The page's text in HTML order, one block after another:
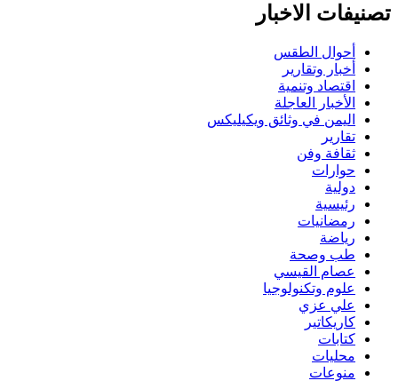
تصنيفات الاخبار
أحوال الطقس
أخبار وتقارير
اقتصاد وتنمية
الأخبار العاجلة
اليمن في وثائق ويكيليكس
تقارير
ثقافة وفن
حوارات
دولية
رئيسية
رمضانيات
رياضة
طب وصحة
عصام القيسي
علوم وتكنولوجيا
علي عزي
كاريكاتير
كتابات
محليات
منوعات